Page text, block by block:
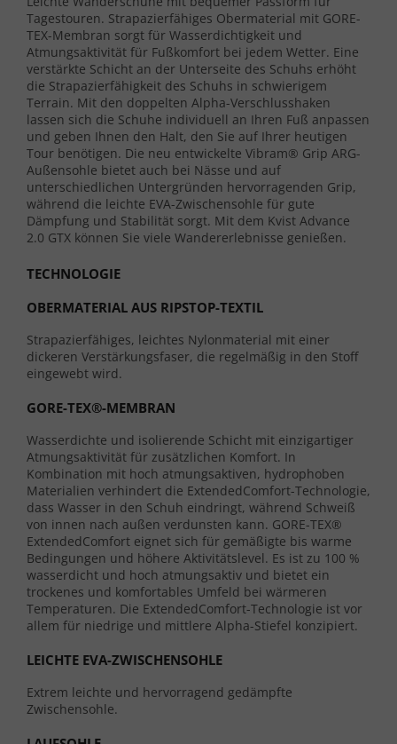
Tagestouren. Strapazierfähiges Obermaterial mit GORE-
TEX-Membran sorgt für Wasserdichtigkeit und
Atmungsaktivität für Fußkomfort bei jedem Wetter. Eine
verstärkte Schicht an der Unterseite des Schuhs erhöht
die Strapazierfähigkeit des Schuhs in schwierigem
Terrain. Mit den doppelten Alpha-Verschlusshaken
lassen sich die Schuhe individuell an Ihren Fuß anpassen
und geben Ihnen den Halt, den Sie auf Ihrer heutigen
Tour benötigen. Die neu entwickelte Vibram® Grip ARG-
Außensohle bietet auch bei Nässe und auf
unterschiedlichen Untergründen hervorragenden Grip,
während die leichte EVA-Zwischensohle für gute
Dämpfung und Stabilität sorgt. Mit dem Kvist Advance
2.0 GTX können Sie viele Wandererlebnisse genießen.
TECHNOLOGIE
OBERMATERIAL AUS RIPSTOP-TEXTIL
Strapazierfähiges, leichtes Nylonmaterial mit einer
dickeren Verstärkungsfaser, die regelmäßig in den Stoff
eingewebt wird.
GORE-TEX®-MEMBRAN
Wasserdichte und isolierende Schicht mit einzigartiger
Atmungsaktivität für zusätzlichen Komfort. In
Kombination mit hoch atmungsaktiven, hydrophoben
Materialien verhindert die ExtendedComfort-Technologie,
dass Wasser in den Schuh eindringt, während Schweiß
von innen nach außen verdunsten kann. GORE-TEX®
ExtendedComfort eignet sich für gemäßigte bis warme
Bedingungen und höhere Aktivitätslevel. Es ist zu 100 %
wasserdicht und hoch atmungsaktiv und bietet ein
trockenes und komfortables Umfeld bei wärmeren
Temperaturen. Die ExtendedComfort-Technologie ist vor
allem für niedrige und mittlere Alpha-Stiefel konzipiert.
LEICHTE EVA-ZWISCHENSOHLE
Extrem leichte und hervorragend gedämpfte
Zwischensohle.